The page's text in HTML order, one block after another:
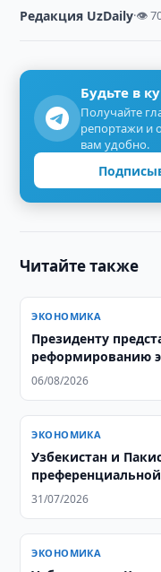
Редакция UzDaily·👁
Будьте в
Получайте
репортажи и
вам удобно.
Читайте также
ЭКОНОМИКА
Президенту
реформированию
06/08/2026
ЭКОНОМИКА
Узбекистан и
31/07/2026
ЭКОНОМИКА